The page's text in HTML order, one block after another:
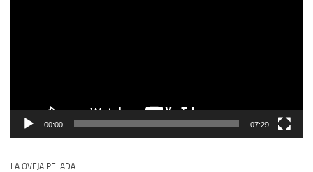
00:00 07:29
LA OVEJA PELADA